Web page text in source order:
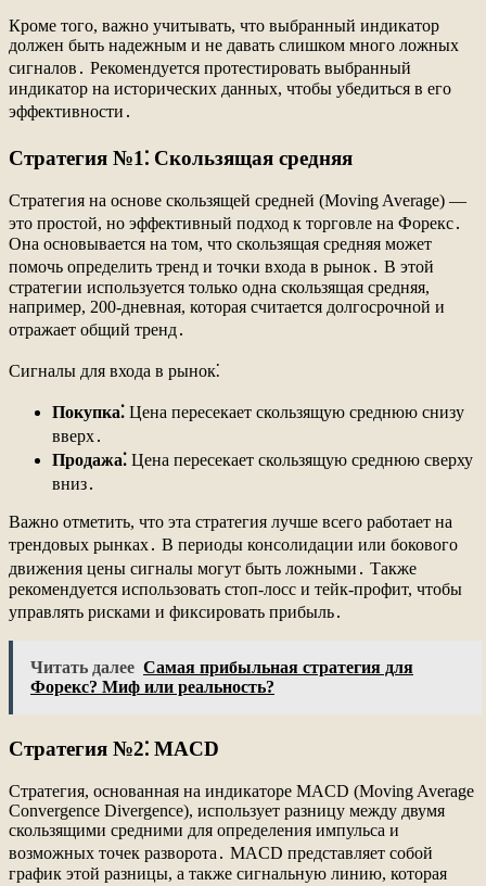
Кроме того, важно учитывать, что выбранный индикатор
должен быть надежным и не давать слишком много ложных
сигналов․ Рекомендуется протестировать выбранный
индикатор на исторических данных, чтобы убедиться в его
эффективности․
Стратегия №1⁚ Скользящая средняя
Стратегия на основе скользящей средней (Moving Average) —
это простой, но эффективный подход к торговле на Форекс․
Она основывается на том, что скользящая средняя может
помочь определить тренд и точки входа в рынок․ В этой
стратегии используется только одна скользящая средняя,
например, 200-дневная, которая считается долгосрочной и
отражает общий тренд․
Сигналы для входа в рынок⁚
Покупка⁚ Цена пересекает скользящую среднюю снизу
вверх․
Продажа⁚ Цена пересекает скользящую среднюю сверху
вниз․
Важно отметить, что эта стратегия лучше всего работает на
трендовых рынках․ В периоды консолидации или бокового
движения цены сигналы могут быть ложными․ Также
рекомендуется использовать стоп-лосс и тейк-профит, чтобы
управлять рисками и фиксировать прибыль․
Читать далее Самая прибыльная стратегия для
Форекс? Миф или реальность?
Стратегия №2⁚ MACD
Стратегия, основанная на индикаторе MACD (Moving Average
Convergence Divergence), использует разницу между двумя
скользящими средними для определения импульса и
возможных точек разворота․ MACD представляет собой
график этой разницы, а также сигнальную линию, которая